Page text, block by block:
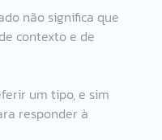
não significa que
contexto e de
um tipo, e sim
responder à